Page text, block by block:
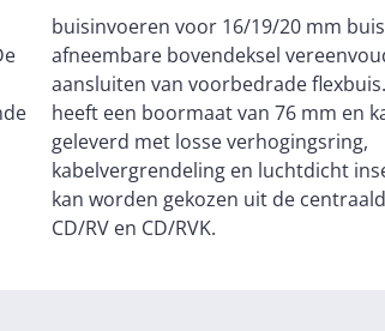
CD/RV en CD/RVK.